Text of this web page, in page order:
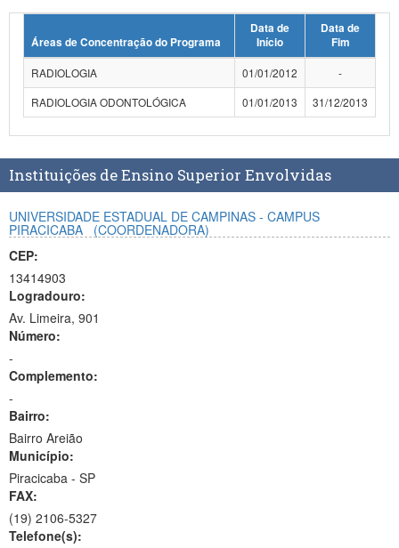
Planalto
Áreas de Concentração do Programa
Data de
Início
Data de
Fim
RADIOLOGIA
01/01/2012
-
RADIOLOGIA ODONTOLÓGICA
01/01/2013 31/12/2013
Instituições de Ensino Superior Envolvidas
UNIVERSIDADE ESTADUAL DE CAMPINAS - CAMPUS
PIRACICABA
(COORDENADORA)
CEP:
13414903
Logradouro:
Av. Limeira, 901
Número:
-
Complemento:
-
Bairro:
Bairro Areião
Município:
Piracicaba - SP
FAX:
(19) 2106-5327
Telefone(s):